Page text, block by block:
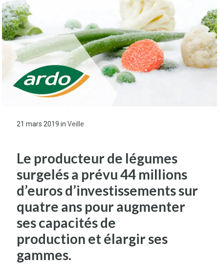
21 mars 2019 in Veille
Le producteur de légumes
surgelés a prévu 44 millions
d’euros d’investissements sur
quatre ans pour augmenter
ses capacités de
production et élargir ses
gammes.